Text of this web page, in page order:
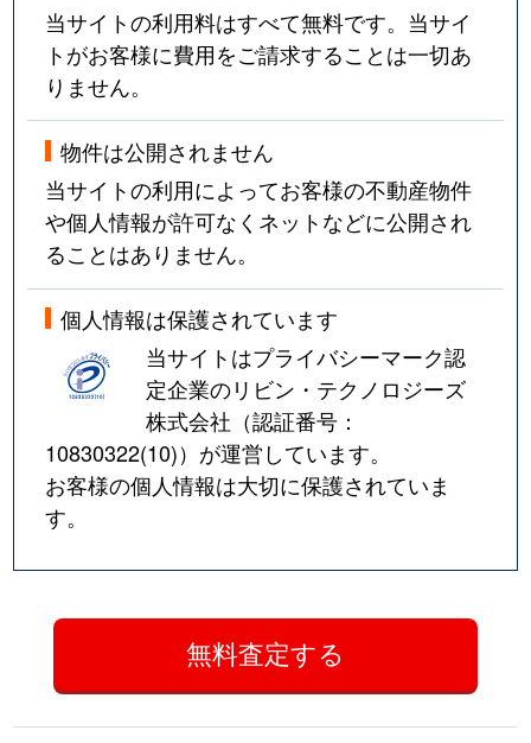
当サイトの利用料はすべて無料です。当サイ
トがお客様に費用をご請求することは一切あ
りません。
物件は公開されません
当サイトの利用によってお客様の不動産物件
や個人情報が許可なくネットなどに公開され
ることはありません。
個人情報は保護されています
当サイトはプライバシーマーク認
定企業のリビン・テクノロジーズ
株式会社（認証番号：
10830322(10)）が運営しています。
お客様の個人情報は大切に保護されていま
す。